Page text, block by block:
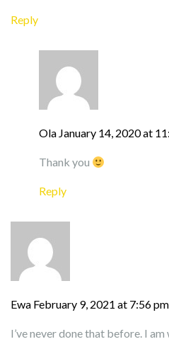
Reply
Ola January 14, 2020 at
Thank you
Reply
Ewa February 9, 2021 at 7:56 pm
I’ve never done that before. I